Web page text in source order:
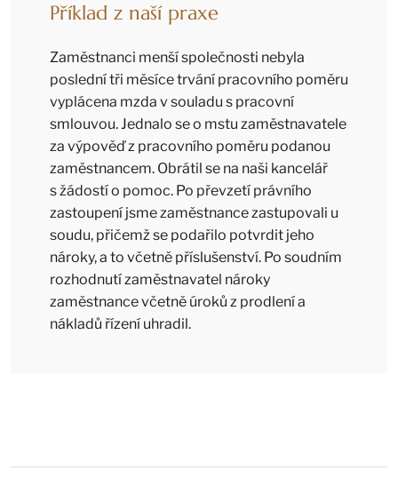
Příklad z naší praxe
Zaměstnanci menší společnosti nebyla
poslední tři měsíce trvání pracovního poměru
vyplácena mzda v souladu s pracovní
smlouvou. Jednalo se o mstu zaměstnavatele
za výpověď z pracovního poměru podanou
zaměstnancem. Obrátil se na naši kancelář
s žádostí o pomoc. Po převzetí právního
zastoupení jsme zaměstnance zastupovali u
soudu, přičemž se podařilo potvrdit jeho
nároky, a to včetně příslušenství. Po soudním
rozhodnutí zaměstnavatel nároky
zaměstnance včetně úroků z prodlení a
nákladů řízení uhradil.